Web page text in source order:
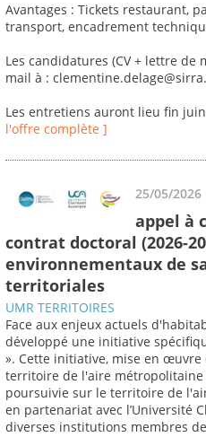
Avantages : Tickets restaurant,
transport, encadrement
Les candidatures (CV + lettre
mail à :
Les entretiens auront lieu fin
l'offre complète ]
25/05/2026
appel à
contrat doctoral (2026-
environnementaux de
territoriales
UMR TERRITOIRES
Face aux enjeux actuels
développé une initiative
». Cette initiative, mise en
territoire de l'aire
poursuivie sur le territoire de
en partenariat avec l’Université
diverses institutions membres